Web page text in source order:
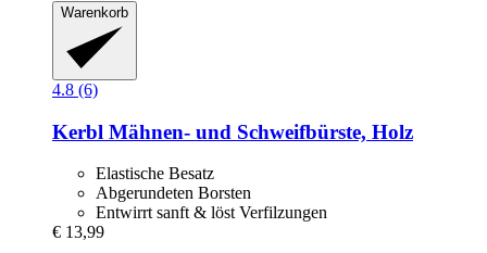
Warenkorb
4.8 (6)
Kerbl Mähnen-​ und Schweifbürste, Holz
Elastische Besatz
Abgerundeten Borsten
Entwirrt sanft & löst Verfilzungen
€ 13,99